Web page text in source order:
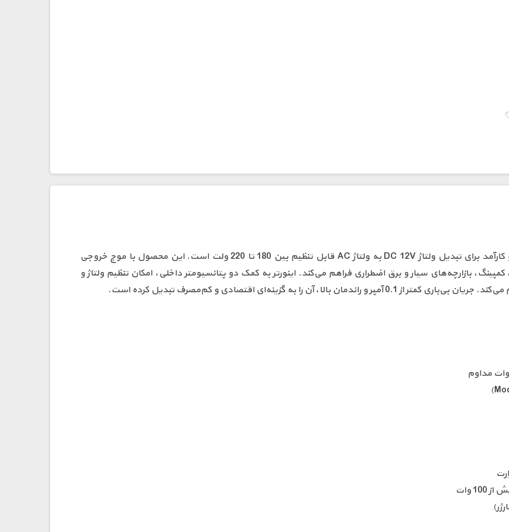
ماژول اینورتر 300 وات شبه‌سینوسی یک راهکار کم‌حجم و کارآمد برای تبدیل ولتاژ DC 12V به ولتاژ AC قابل تنظیم بین 180 تا 220 ولت است. این محصول با موج خروجی
بازارچه‌های سیار و برق اضطراری فراهم می‌کند. اینورتر به کمک دو پتانسیومتر داخلی، امکان تنظیم ولتاژ و
وات